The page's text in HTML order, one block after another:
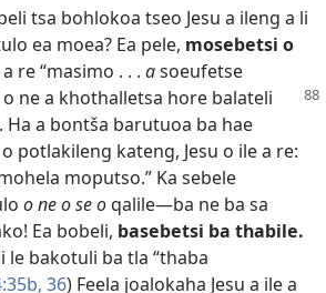
tsa bohlokoa tseo Jesu a ileng a li
ea moea? Ea pele, mosebetsi o
a re “masimo . . . asoeufetse
o ne a khothalletsa hore balateli
Ha a bontša barutuoa ba hae
potlakileng kateng, Jesu o ile a re:
moputso.” Ka sebele
o ne o se oqalile—ba ne ba sa
Ea bobeli, basebetsi ba thabile.
le bakotuli ba tla “thaba
36) Feela joalokaha Jesu a ile a